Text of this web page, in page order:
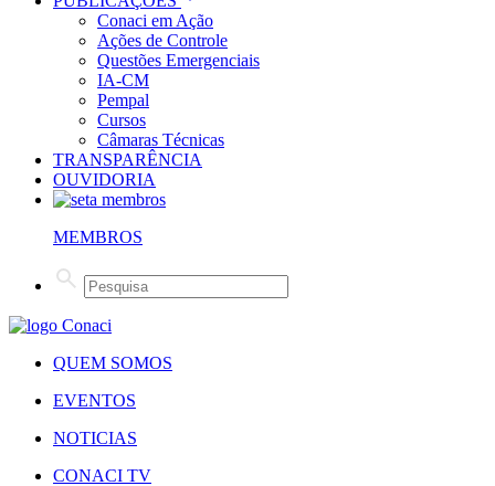
Conaci em Ação
Ações de Controle
Questões Emergenciais
IA-CM
Pempal
Cursos
Câmaras Técnicas
TRANSPARÊNCIA
OUVIDORIA
MEMBROS
QUEM SOMOS
EVENTOS
NOTICIAS
CONACI TV